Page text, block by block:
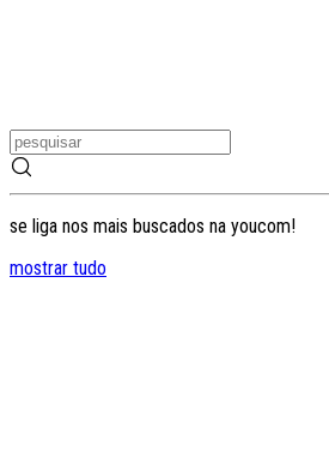
se liga nos mais buscados na youcom!
mostrar tudo